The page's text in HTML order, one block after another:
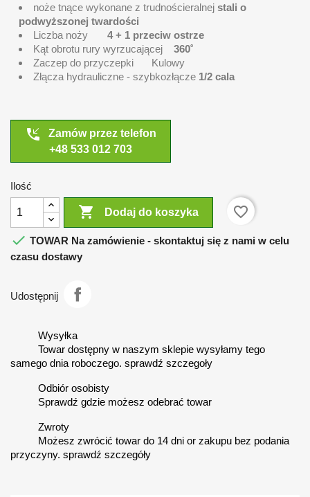
noże tnące wykonane z trudnościeralnej stali o
podwyższonej twardości
Liczba noży
4 + 1 przeciw ostrze
Kąt obrotu rury wyrzucającej
360˚
Zaczep do przyczepki
Kulowy
Złącza hydrauliczne - szybkozłącze 1/2 cala
phone_callback
Zamów przez telefon
+48 533 012 703
Ilość
 Dodaj do koszyka
favorite_border
 TOWAR Na zamówienie - skontaktuj się z nami w celu
czasu dostawy
Udostępnij
Wysyłka
Towar dostępny w naszym sklepie wysyłamy tego
samego dnia roboczego. sprawdź szczegoły
Odbiór osobisty
Sprawdź gdzie możesz odebrać towar
Zwroty
Możesz zwrócić towar do 14 dni or zakupu bez podania
przyczyny. sprawdź szczegóły